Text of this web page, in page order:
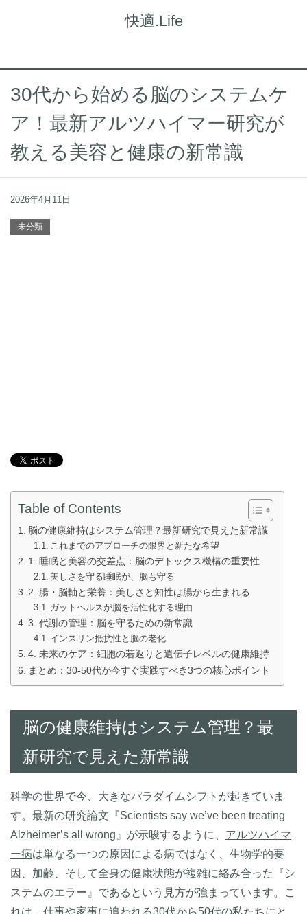
快適.Life
30代から始める脳のシステムケ
ア！最新アルツハイマー研究が
教える美容と健康の新常識
2026年4月11日
未分類
Table of Contents
脳の健康維持はシステム管理？最新研究で見えた新常識
これまでのアプローチの限界と新たな希望
1. 睡眠と美容の交差点：脳のデトックス機構の重要性
美しさを守る睡眠が、脳も守る
2. 腸・脳軸と栄養：美しさと知性は腸から生まれる
ガットヘルスが脳を活性化する理由
3. 代謝の管理：脳を守るための新常識
インスリン抵抗性と脳の老化
4. 未来のケア：細胞の若返りと遺伝子レベルの健康維持
まとめ：30-50代が今すぐ実践すべき3つの核心ポイント
脳の健康維持はシステム管理？最
新研究で見えた新常識
科学の世界で今、大きなパラダイムシフトが起きていま
す。最新の研究論文『Scientists say we’ve been treating
Alzheimer’s all wrong』が示唆するように、 アルツハイマ
ー病は単なる一つの原因による病ではなく、生物学的要
因、加齢、そして全身の健康状態が複雑に絡み合った『シ
ステムのエラー』であるという見方が強まっています。こ
れは、仕事や家事に追われる30代から50代の私たちにと